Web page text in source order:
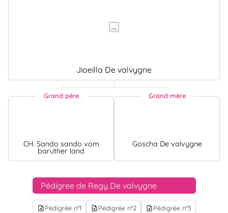
Jioeilla De valvygne
Grand père
CH. Sando sando vom
baruther land
Grand mère
Goscha De valvygne
Pédigree de Regy De valvygne
upload_file Pédigrée n°1 upload_file Pédigrée n°2 upload_file Pédigrée n°3